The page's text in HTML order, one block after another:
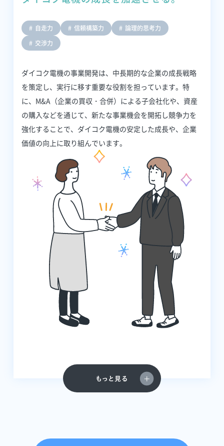
自走力 信頼構築力
論理的思考力
交渉力
ダイコク電機の事業開発は、中長期的な企業の成長戦略
を策定し、実行に移す重要な役割を担っています。特
に、M&A（企業の買収・合併）による子会社化や、資産
の購入などを通じて、新たな事業機会を開拓し競争力を
強化することで、ダイコク電機の安定した成長や、企業
価値の向上に取り組んでいます。